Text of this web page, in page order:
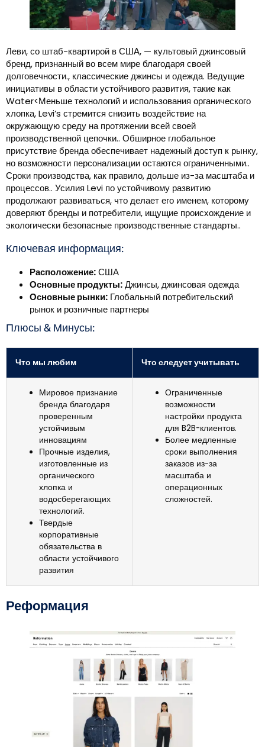
Леви, со штаб-квартирой в США, — культовый джинсовый
бренд, признанный во всем мире благодаря своей
долговечности., классические джинсы и одежда. Ведущие
инициативы в области устойчивого развития, такие как
Water<Меньше технологий и использования органического
хлопка, Levi’s стремится снизить воздействие на
окружающую среду на протяжении всей своей
производственной цепочки.. Обширное глобальное
присутствие бренда обеспечивает надежный доступ к рынку,
но возможности персонализации остаются ограниченными..
Сроки производства, как правило, дольше из-за масштаба и
процессов.. Усилия Levi по устойчивому развитию
продолжают развиваться, что делает его именем, которому
доверяют бренды и потребители, ищущие происхождение и
экологически безопасные производственные стандарты..
Ключевая информация:
Расположение:США
Основные продукты:Джинсы, джинсовая одежда
Основные рынки: Глобальный потребительский
рынок и розничные партнеры
Плюсы & Минусы:
Что мы любим Что следует учитывать
Мировое признание
бренда благодаря
проверенным
устойчивым
инновациям
Прочные изделия,
изготовленные из
органического
хлопка и
водосберегающих
технологий.
Твердые
корпоративные
обязательства в
области устойчивого
развития
Ограниченные
возможности
настройки продукта
для B2B-клиентов.
Более медленные
сроки выполнения
заказов из-за
масштаба и
операционных
сложностей.
Реформация